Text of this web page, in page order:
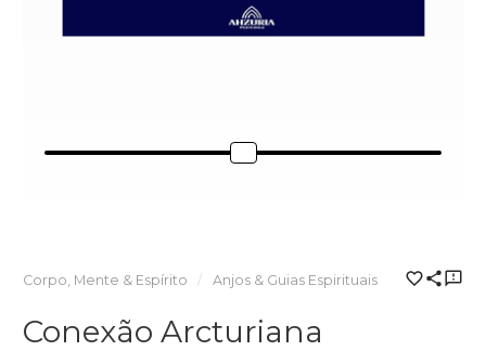
Corpo, Mente & Espírito Anjos & Guias Espirituais
Conexão Arcturiana